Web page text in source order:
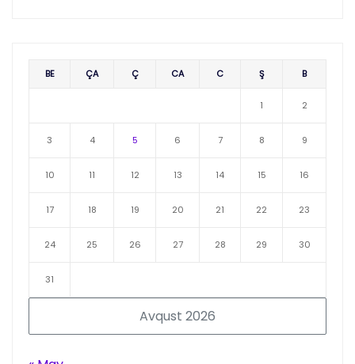
Avqust 2026
BE ÇA Ç CA C Ş B
1 2
3 4 5 6 7 8 9
10 11 12 13 14 15 16
17 18 19 20 21 22 23
24 25 26 27 28 29 30
31